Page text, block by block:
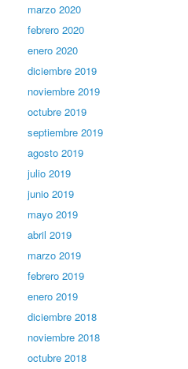
marzo 2020
febrero 2020
enero 2020
diciembre 2019
noviembre 2019
octubre 2019
septiembre 2019
agosto 2019
julio 2019
junio 2019
mayo 2019
abril 2019
marzo 2019
febrero 2019
enero 2019
diciembre 2018
noviembre 2018
octubre 2018